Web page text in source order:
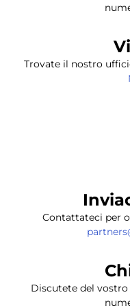
Trovate il nostro
Contattateci per
Discutete del